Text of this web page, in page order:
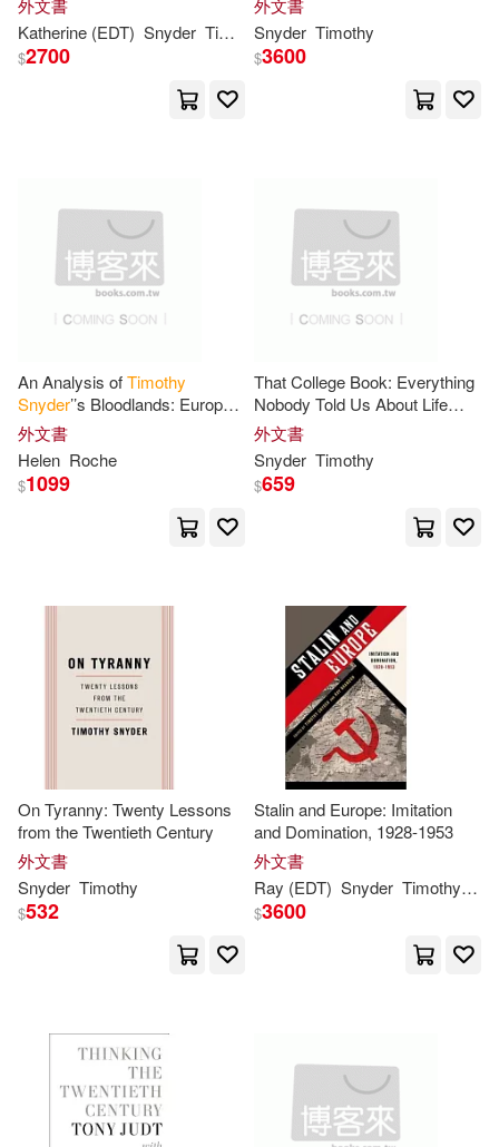
Lois (EDT)/ Quill(1)
Maria-elena (CON)/ Anderson(1)
Mark (NRT)(1)
Pasqual (ILT)(1)
Patrick (INT)/ Snyder(1)
Scott/ Green(1)
Timothy (EDT)(1)
Timothy (EDT)/ Alcaraz(1)
Timothy (EDT)/ Younger(1)
Timothy (FRW)/ Beck(1)
Timothy (INT)(1)
外文書
Katherine (EDT) Snyder Timothy (EDT)/ Younger
$2700
Krauz, 1872-1905
外文書
Snyder Timothy
$3600
An Analysis ofTimothy
Snyder’’s Bloodlands: Europe
Between Hitler and Stalin
外文書
Helen Roche
$1099
That College Book: Everything
Nobody Told Us About Life
After High School
外文書
Snyder Timothy
$659
On Tyranny: Twenty Lessons
from the Twentieth Century
外文書
Snyder Timothy
$532
Stalin and Europe: Imitation
and Domination, 1928-1953
外文書
Ray (EDT) Snyder Timothy
$3600